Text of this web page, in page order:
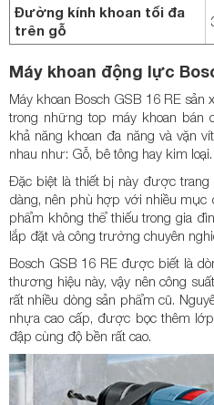
Đường kính khoan tối đa
trên gỗ
Máy khoan động lực
Máy khoan Bosch GSB 16 RE sản
trong những top máy khoan bán
khả năng khoan đa năng và vặn
nhau như: Gỗ, bê tông hay kim loại.
Đặc biệt là thiết bị này được
dàng, nên phù hợp với nhiều mục
phẩm không thể thiếu trong gia
lắp đặt và công trường chuyên
Bosch GSB 16 RE được biết là
thương hiệu này, vậy nên công
rất nhiều dòng sản phẩm cũ.
nhựa cao cấp, được bọc thêm
đập cùng độ bền rất cao.